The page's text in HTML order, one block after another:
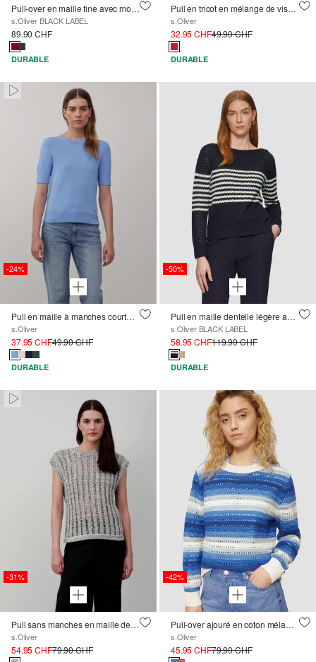
Pull-over en maille fine avec motif structuré à la base
s.Oliver BLACK LABEL
89.90 CHF
DURABLE
Pull en tricot en mélange de viscose
s.Oliver
32.95 CHF49.90 CHF
DURABLE
Paused • Muted
-24%
Pull en maille à manches courtes avec poignets côtelés dans une coupe ajustée
s.Oliver
37.95 CHF49.90 CHF
DURABLE
-50%
Pull en maille dentelle légère avec boutons décoratifs
s.Oliver BLACK LABEL
58.95 CHF119.90 CHF
DURABLE
Paused • Muted
-31%
Pull sans manches en maille de coton mélangé à motif ajouré
s.Oliver
54.95 CHF79.90 CHF
-42%
Pull-over ajouré en coton mélangé
s.Oliver
45.95 CHF79.90 CHF